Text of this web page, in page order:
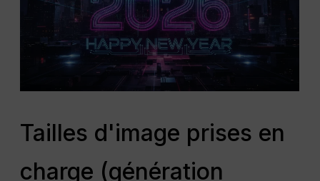
Tailles d'image prises en
charge (génération